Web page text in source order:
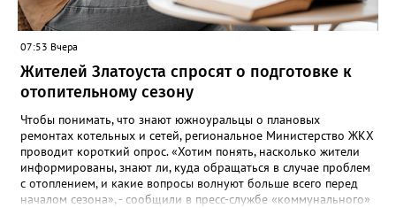
07:53 Вчера
Жителей Златоуста спросят о подготовке к
отопительному сезону
Чтобы понимать, что знают южноуральцы о плановых
ремонтах котельных и сетей, региональное Министерство ЖКХ
проводит короткий опрос. «Хотим понять, насколько жители
информированы, знают ли, куда обращаться в случае проблем
с отоплением, и какие вопросы волнуют больше всего перед
началом сезона», - сообщили в пресс-службе «коммунального»